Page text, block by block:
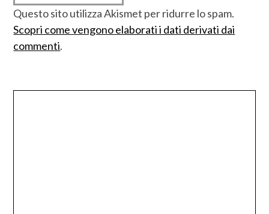
Questo sito utilizza Akismet per ridurre lo spam.
Scopri come vengono elaborati i dati derivati dai
commenti.